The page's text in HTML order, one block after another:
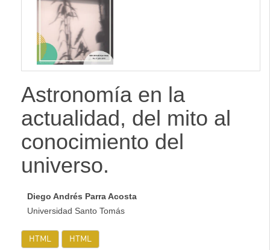
Astronomía en la
actualidad, del mito al
conocimiento del
universo.
Diego Andrés Parra Acosta
Universidad Santo Tomás
HTML HTML